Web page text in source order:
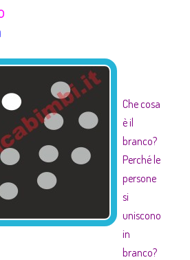
Che cosa
è il
branco?
Perché le
persone
si
uniscono
in
branco?